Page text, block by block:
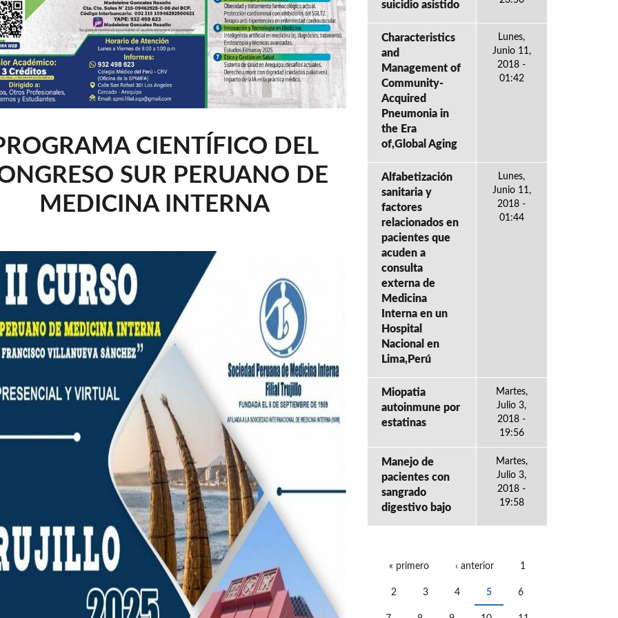
CIENTÍFICO DEL
SUR PERUANO DE
MEDICINA INTERNA
suicidio asistido
Characteristics
and
Management of
Community-
Acquired
Pneumonia in
the Era
of,Global Aging
Lunes,
Junio 11,
2018 -
01:42
Alfabetización
sanitaria y
factores
relacionados en
pacientes que
acuden a
consulta
externa de
Medicina
Interna en un
Hospital
Nacional en
Lima,Perú
Lunes,
Junio 11,
2018 -
01:44
Miopatia
autoinmune por
estatinas
Martes,
Julio 3,
2018 -
19:56
Manejo de
pacientes con
sangrado
digestivo bajo
Martes,
Julio 3,
2018 -
19:58
« primero ‹ anterior 1
2 3 4 5 6